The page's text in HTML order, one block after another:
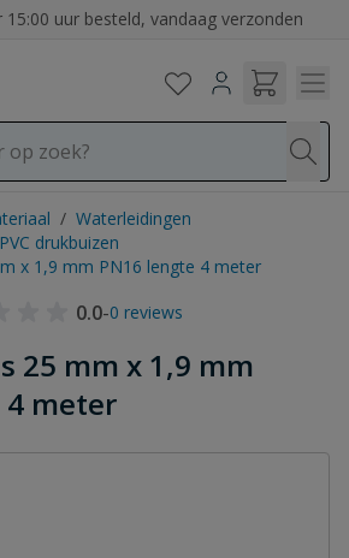
uur besteld, vandaag verzonden
/ Waterleidingen
PVC drukbuizen
x 1,9 mm PN16 lengte 4 meter
0.0-0 reviews
25 mm x 1,9 mm
4 meter